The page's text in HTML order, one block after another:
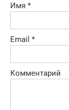
Имя *
Email *
Комментарий